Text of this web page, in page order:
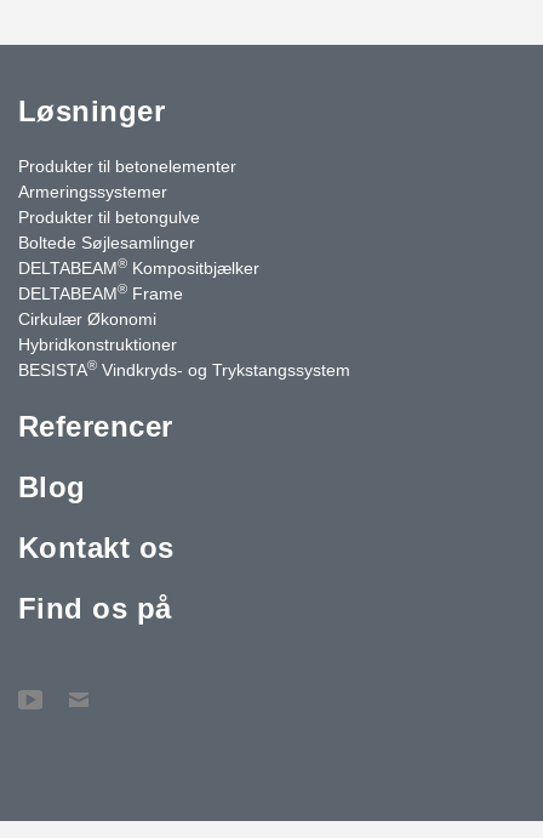
Løsninger
Produkter til betonelementer
Armeringssystemer
Produkter til betongulve
Boltede Søjlesamlinger
DELTABEAM® Kompositbjælker
DELTABEAM® Frame
Cirkulær Økonomi
Hybridkonstruktioner
BESISTA® Vindkryds- og Trykstangssystem
Referencer
Blog
Kontakt os
Find os på